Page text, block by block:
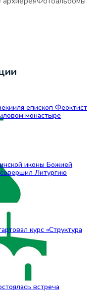
епископ Феоктист
монастыре
иконы Божией
Литургию
курс «Структура
встреча